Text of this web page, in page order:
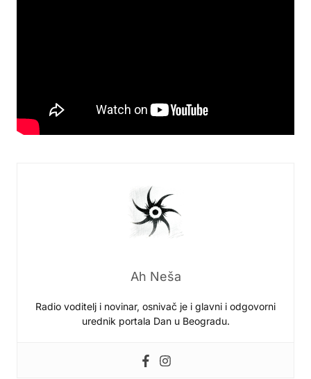
Ah Neša
Radio voditelj i novinar, osnivač je i glavni i odgovorni
urednik portala Dan u Beogradu.